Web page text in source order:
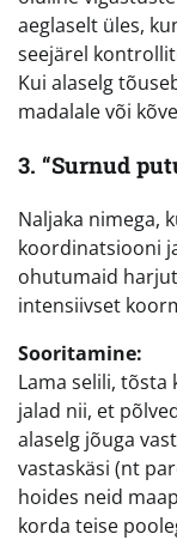
aeglaselt üles,
seejärel
Kui alaselg
madalale või
3. “Surnud
Naljaka nimega,
koordinatsiooni
ohutumaid
intensiivset
Sooritamine:
Lama selili, tõsta
jalad nii, et
alaselg jõuga
vastaskäsi (nt
hoides neid
korda teise